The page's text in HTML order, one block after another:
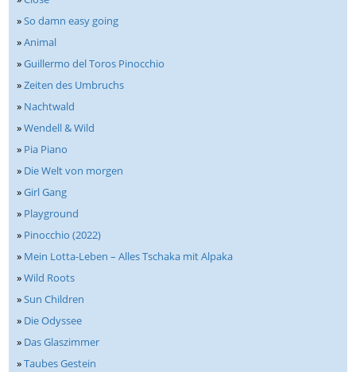
»So damn easy going
»Animal
»Guillermo del Toros Pinocchio
»Zeiten des Umbruchs
» Nachtwald
»Wendell & Wild
» Pia Piano
» Die Welt von morgen
»Girl Gang
» Playground
» Pinocchio (2022)
» Mein Lotta-Leben – Alles Tschaka mit Alpaka
»Wild Roots
»Sun Children
» Die Odyssee
» Das Glaszimmer
»Taubes Gestein